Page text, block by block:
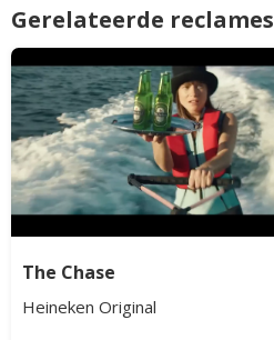
Gerelateerde reclames
The Chase
Heineken Original